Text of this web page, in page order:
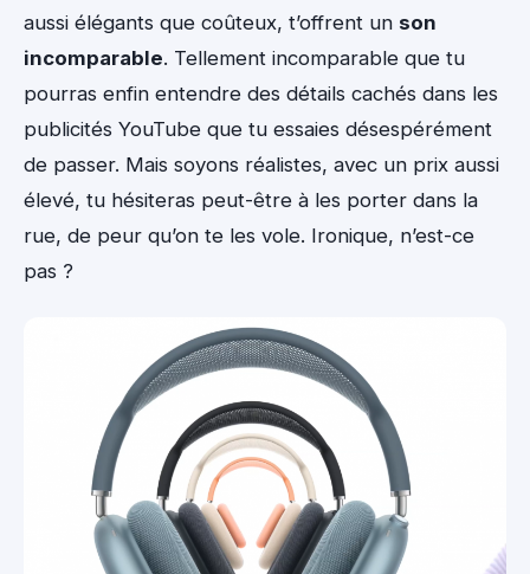
aussi élégants que coûteux, t’offrent un son
incomparable. Tellement incomparable que tu
pourras enfin entendre des détails cachés dans les
publicités YouTube que tu essaies désespérément
de passer. Mais soyons réalistes, avec un prix aussi
élevé, tu hésiteras peut-être à les porter dans la
rue, de peur qu’on te les vole. Ironique, n’est-ce
pas ?